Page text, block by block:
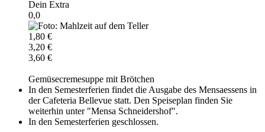
Dein Extra
0,0
1,80 €
3,20 €
3,60 €
Gemüsecremesuppe mit Brötchen
In den Semesterferien findet die Ausgabe des Mensaessens in
der Cafeteria Bellevue statt. Den Speiseplan finden Sie
weiterhin unter "Mensa Schneidershof".
In den Semesterferien geschlossen.